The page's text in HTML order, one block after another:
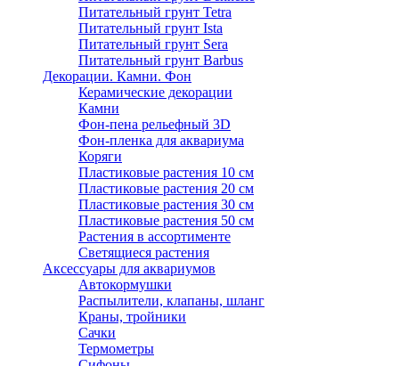
Питательный грунт Tetra
Питательный грунт Ista
Питательный грунт Sera
Питательный грунт Barbus
Декорации. Камни. Фон
Керамические декорации
Камни
Фон-пена рельефный 3D
Фон-пленка для аквариума
Коряги
Пластиковые растения 10 см
Пластиковые растения 20 см
Пластиковые растения 30 см
Пластиковые растения 50 см
Растения в ассортименте
Светящиеся растения
Аксессуары для аквариумов
Автокормушки
Распылители, клапаны, шланг
Краны, тройники
Сачки
Термометры